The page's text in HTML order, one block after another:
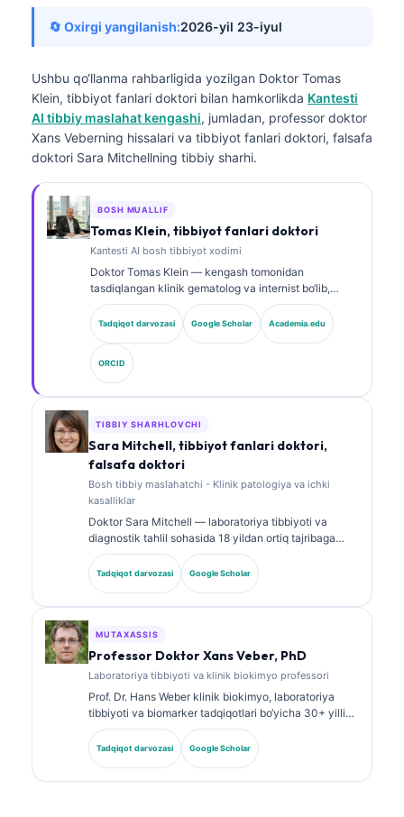
🔄 Oxirgi yangilanish:2026-yil 23-iyul
Ushbu qo‘llanma rahbarligida yozilgan Doktor Tomas
Klein, tibbiyot fanlari doktori bilan hamkorlikda Kantesti
AI tibbiy maslahat kengashi, jumladan, professor doktor
Xans Veberning hissalari va tibbiyot fanlari doktori, falsafa
doktori Sara Mitchellning tibbiy sharhi.
BOSH MUALLIF
Tomas Klein, tibbiyot fanlari doktori
Kantesti AI bosh tibbiyot xodimi
Doktor Tomas Klein — kengash tomonidan
tasdiqlangan klinik gematolog va internist bo‘lib,
laboratoriya tibbiyoti va AI yordamida klinik tahlil
sohasida 15 yildan ortiq tajribaga ega. Kantesti AI
kompaniyasida Bosh tibbiy xodim sifatida u xususiy
neyron tarmoqning tibbiy aniqligi bo‘yicha klinik
nazoratni ta’minlaydi. Doktor Klein biomarkerlar
talqini va laboratoriya diagnostikasi bo‘yicha
laboratoriya tibbiyoti mavzularida keng ko‘lamli ilmiy
Tadqiqot darvozasi Google Scholar Academia.edu
ORCID
TIBBIY SHARHLOVCHI
Sara Mitchell, tibbiyot fanlari doktori,
falsafa doktori
Bosh tibbiy maslahatchi - Klinik patologiya va ichki
kasalliklar
Doktor Sara Mitchell — laboratoriya tibbiyoti va
diagnostik tahlil sohasida 18 yildan ortiq tajribaga
ega, kengash tomonidan tasdiqlangan klinik patolog.
U klinik biokimyo bo‘yicha ixtisoslashtirilgan
sertifikatlarga ega va klinik amaliyotda biomarker
Tadqiqot darvozasi Google Scholar
MUTAXASSIS
Professor Doktor Xans Veber, PhD
Laboratoriya tibbiyoti va klinik biokimyo professori
Prof. Dr. Hans Weber klinik biokimyo, laboratoriya
tibbiyoti va biomarker tadqiqotlari bo‘yicha 30+ yillik
tajribaga ega. Germaniya Klinik biokimyo jamiyatining
sobiq prezidenti bo‘lib, u diagnostik panellar tahlili,
biomarkerlarni standartlashtirish va AI yordamidagi
Tadqiqot darvozasi Google Scholar